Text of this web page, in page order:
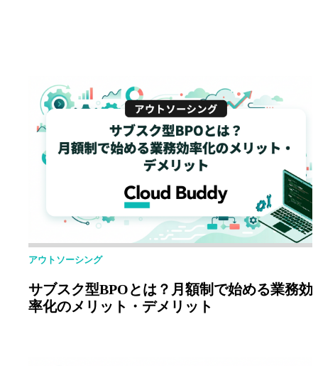
アウトソーシング
サブスク型BPOとは？月額制で始める業務効
率化のメリット・デメリット